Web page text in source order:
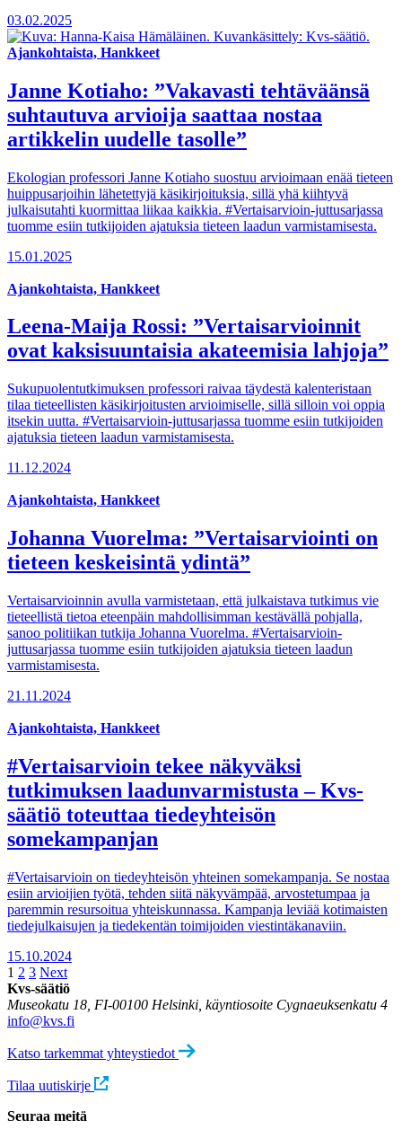
03.02.2025
Ajankohtaista, Hankkeet
Janne Kotiaho: ”Vakavasti tehtäväänsä
suhtautuva arvioija saattaa nostaa
artikkelin uudelle tasolle”
Ekologian professori Janne Kotiaho suostuu arvioimaan enää tieteen
huippusarjoihin lähetettyjä käsikirjoituksia, sillä yhä kiihtyvä
julkaisutahti kuormittaa liikaa kaikkia. #Vertaisarvioin-juttusarjassa
tuomme esiin tutkijoiden ajatuksia tieteen laadun varmistamisesta.
15.01.2025
Ajankohtaista, Hankkeet
Leena-Maija Rossi: ”Vertaisarvioinnit
ovat kaksisuuntaisia akateemisia lahjoja”
Sukupuolentutkimuksen professori raivaa täydestä kalenteristaan
tilaa tieteellisten käsikirjoitusten arvioimiselle, sillä silloin voi oppia
itsekin uutta. #Vertaisarvioin-juttusarjassa tuomme esiin tutkijoiden
ajatuksia tieteen laadun varmistamisesta.
11.12.2024
Ajankohtaista, Hankkeet
Johanna Vuorelma: ”Vertaisarviointi on
tieteen keskeisintä ydintä”
Vertaisarvioinnin avulla varmistetaan, että julkaistava tutkimus vie
tieteellistä tietoa eteenpäin mahdollisimman kestävällä pohjalla,
sanoo politiikan tutkija Johanna Vuorelma. #Vertaisarvioin-
juttusarjassa tuomme esiin tutkijoiden ajatuksia tieteen laadun
varmistamisesta.
21.11.2024
Ajankohtaista, Hankkeet
#Vertaisarvioin tekee näkyväksi
tutkimuksen laadunvarmistusta – Kvs-
säätiö toteuttaa tiedeyhteisön
somekampanjan
#Vertaisarvioin on tiedeyhteisön yhteinen somekampanja. Se nostaa
esiin arvioijien työtä, tehden siitä näkyvämpää, arvostetumpaa ja
paremmin resursoitua yhteiskunnassa. Kampanja leviää kotimaisten
tiedejulkaisujen ja tiedekentän toimijoiden viestintäkanaviin.
15.10.2024
Posts
navigation
1 2 3 Next
Kvs-säätiö
Museokatu 18, FI-00100 Helsinki, käyntiosoite Cygnaeuksenkatu 4
info@kvs.fi
Katso tarkemmat yhteystiedot
Tilaa uutiskirje
Seuraa meitä